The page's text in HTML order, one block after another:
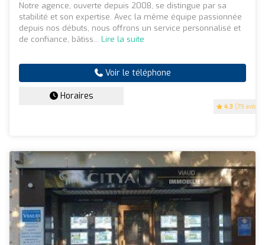
4.3 (79 avis)
Notre agence, ouverte depuis 2008, se distingue par sa
stabilité et son expertise. Avec la même équipe passionnée
depuis nos débuts, nous offrons un service personnalisé et
de confiance, bâtiss... Lire la suite
Voir le téléphone
Horaires